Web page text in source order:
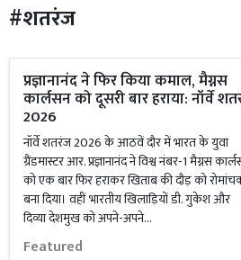
#शतरंज
प्रज्ञानानंद ने फिर किया कमाल, मैग्नस
कार्लसन को दूसरी बार हराया: नॉर्वे
2026
नॉर्वे शतरंज 2026 के आठवें दौर में भारत के युवा
ग्रैंडमास्टर आर. प्रज्ञानानंद ने विश्व नंबर-1 मैग्नस
को एक बार फिर हराकर खिताब की दौड़ को
बना दिया। वहीं भारतीय खिलाड़ियों डी. गुकेश और
दिव्या देशमुख को अपने-अपने...
Featured